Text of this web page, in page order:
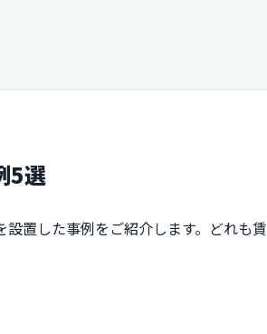
5選
置した事例をご紹介します。どれも賃